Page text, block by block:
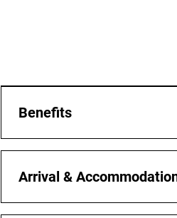
Benefits
Sie lernen praktische
stärken und Diskriminierung
Arrival &